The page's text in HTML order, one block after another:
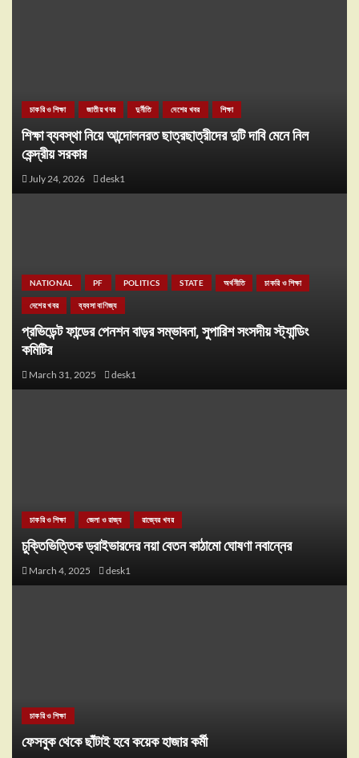
চাকরি ও শিক্ষা জাতীয় খবর দুর্নীতি দেশের খবর শিক্ষা
শিক্ষা ব্যবস্থা নিয়ে আন্দোলনরত ছাত্রছাত্রীদের দুটি দাবি মেনে নিল
কেন্দ্রীয় সরকার
July 24, 2026 desk1
NATIONAL PF POLITICS STATE অর্থনীতি চাকরি ও শিক্ষা
দেশের খবর ব্যবসা বাণিজ্য
প্রভিডেন্ট ফান্ডের পেনশন বাড়র সম্ভাবনা, সুপারিশ সংসদীয় স্ট্যান্ডিং
কমিটির
March 31, 2025 desk1
চাকরি ও শিক্ষা জেলা ও রাজ্য রাজ্যের খবর
চুক্তিভিত্তিক ড্রাইভারদের নয়া বেতন কাঠামো ঘোষণা নবান্নের
March 4, 2025 desk1
চাকরি ও শিক্ষা
ফেসবুক থেকে ছাঁটাই হবে কয়েক হাজার কর্মী